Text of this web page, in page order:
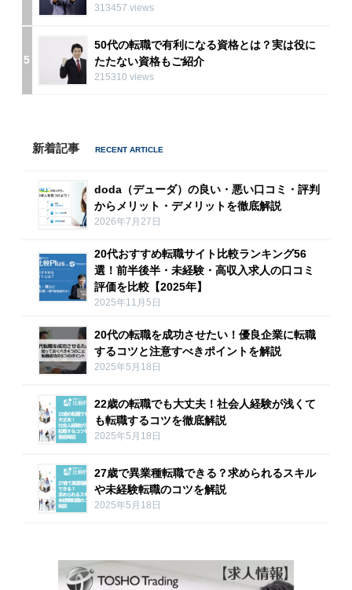
313457 views
5
50代の転職で有利になる資格とは？実は役に
たたない資格もご紹介
215310 views
新着記事
doda（デューダ）の良い・悪い口コミ・評判
からメリット・デメリットを徹底解説
2026年7月27日
20代おすすめ転職サイト比較ランキング56
選！前半後半・未経験・高収入求人の口コミ
評価を比較【2025年】
2025年11月5日
20代の転職を成功させたい！優良企業に転職
するコツと注意すべきポイントを解説
2025年5月18日
22歳の転職でも大丈夫！社会人経験が浅くて
も転職するコツを徹底解説
2025年5月18日
27歳で異業種転職できる？求められるスキル
や未経験転職のコツを解説
2025年5月18日